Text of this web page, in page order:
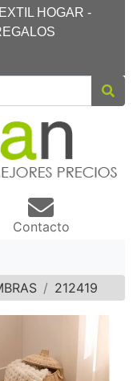
HOGAR -
Contacto
212419